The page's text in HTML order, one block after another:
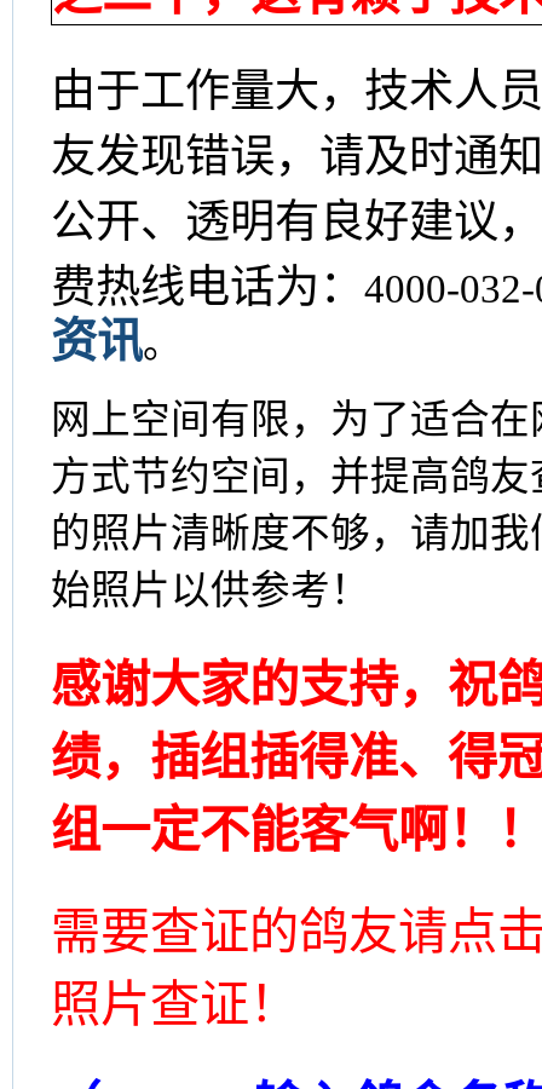
由于工作量大，技术人
友发现错误，请及时通
公开、透明有良好建议
费热线电话为： 4000-
资讯。
网上空间有限，为了适合
方式节约空间，并提高鸽
的照片清晰度不够，请加
始照片以供参考！
感谢大家的支持，祝
绩，插组插得准、得
组一定不能客气啊！
需要查证的鸽友请点
照片查证！